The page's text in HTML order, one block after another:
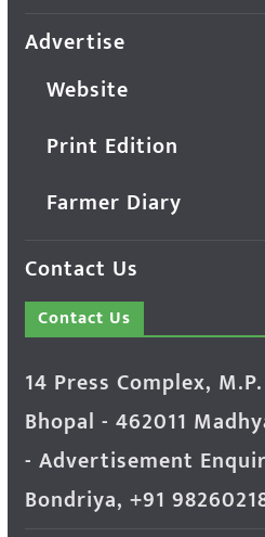
Advertise
Website
Print Edition
Farmer Diary
Contact Us
Contact Us
14 Press Complex,
Bhopal - 462011
- Advertisement
Bondriya, +91